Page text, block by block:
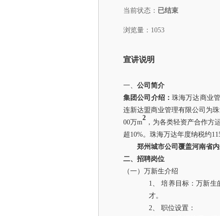
当前状态： 已结束
浏览量：1053
宣讲说明
一、 公司简介
集团公司介绍：珠海万达商业
连新达盟商业管理有限公司为
00万m
2
，为各类轻资产合作方
超10%。珠海万达年度纳税约
郑州城市公司覆盖河南省
二、 招聘岗位
（一） 万新生介绍
1、培养目标：万新生
才。
2、 职位设置：